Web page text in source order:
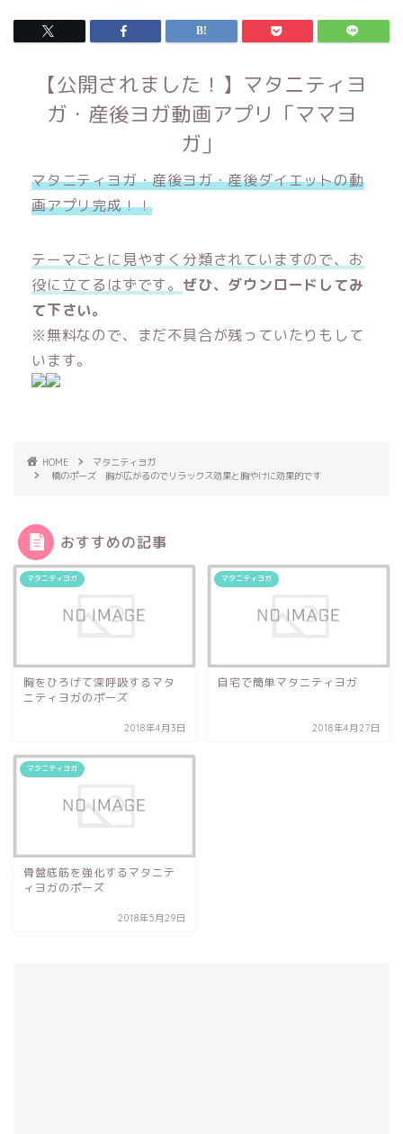
【公開されました！】マタニティヨ
ガ・産後ヨガ動画アプリ「ママヨ
ガ」
マタニティヨガ・産後ヨガ・産後ダイエットの動
画アプリ完成！！
テーマごとに見やすく分類されていますので、お
役に立てるはずです。 ぜひ、ダウンロードしてみ
て下さい。
※無料なので、まだ不具合が残っていたりもして
います。
HOME
マタニティヨガ
橋のポーズ 胸が広がるのでリラックス効果と胸やけに効果的です
おすすめの記事
マタニティヨガ
胸をひろげて深呼吸するマタ
ニティヨガのポーズ
2018年4月3日
マタニティヨガ
自宅で簡単マタニティヨガ
2018年4月27日
マタニティヨガ
骨盤底筋を強化するマタニテ
ィヨガのポーズ
2018年5月29日